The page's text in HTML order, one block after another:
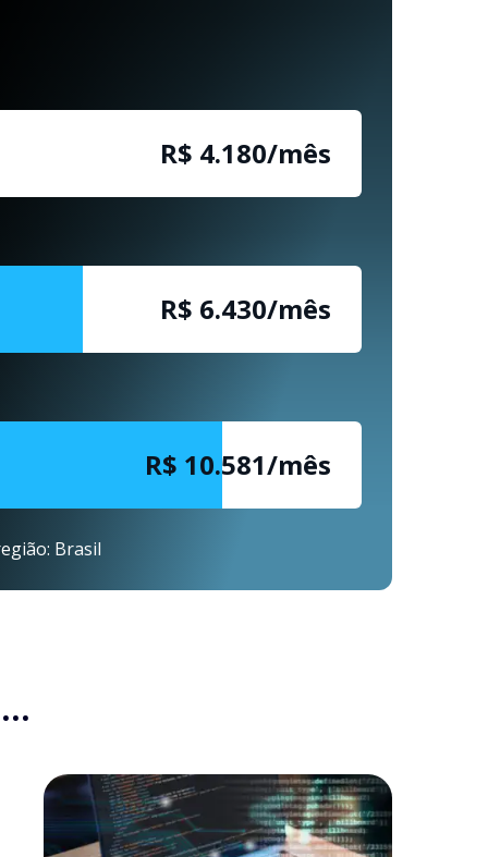
R$ 4.180/mês
R$ 6.430/mês
R$ 10.581/mês
Brasil